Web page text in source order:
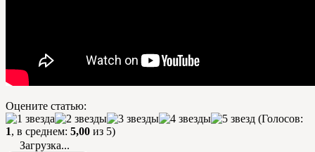
Оцените статью:
(Голосов:
1, в среднем: 5,00 из 5)
Загрузка...